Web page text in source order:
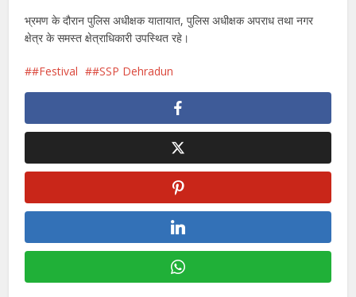
भ्रमण के दौरान पुलिस अधीक्षक यातायात, पुलिस अधीक्षक अपराध तथा नगर
क्षेत्र के समस्त क्षेत्राधिकारी उपस्थित रहे।
#Festival #SSP Dehradun